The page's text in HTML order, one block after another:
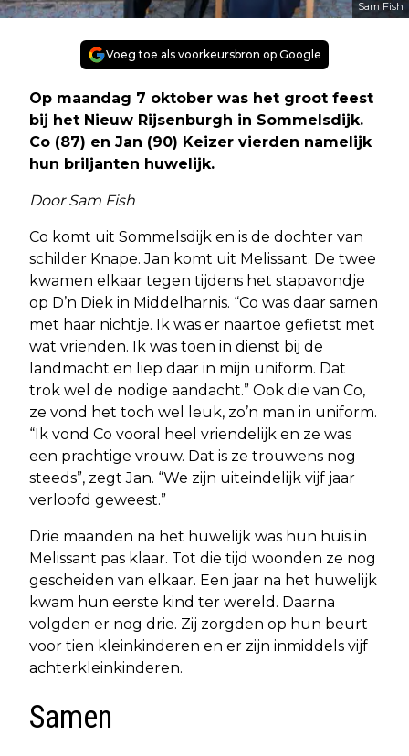
Sam Fish
Voeg toe als voorkeursbron op Google
Op maandag 7 oktober was het groot feest
bij het Nieuw Rijsenburgh in Sommelsdijk.
Co (87) en Jan (90) Keizer vierden namelijk
hun briljanten huwelijk.
Door Sam Fish
Co komt uit Sommelsdijk en is de dochter van
schilder Knape. Jan komt uit Melissant. De twee
kwamen elkaar tegen tijdens het stapavondje
op D’n Diek in Middelharnis. “Co was daar samen
met haar nichtje. Ik was er naartoe gefietst met
wat vrienden. Ik was toen in dienst bij de
landmacht en liep daar in mijn uniform. Dat
trok wel de nodige aandacht.” Ook die van Co,
ze vond het toch wel leuk, zo’n man in uniform.
“Ik vond Co vooral heel vriendelijk en ze was
een prachtige vrouw. Dat is ze trouwens nog
steeds”, zegt Jan. “We zijn uiteindelijk vijf jaar
verloofd geweest.”
Drie maanden na het huwelijk was hun huis in
Melissant pas klaar. Tot die tijd woonden ze nog
gescheiden van elkaar. Een jaar na het huwelijk
kwam hun eerste kind ter wereld. Daarna
volgden er nog drie. Zij zorgden op hun beurt
voor tien kleinkinderen en er zijn inmiddels vijf
achterkleinkinderen.
Samen